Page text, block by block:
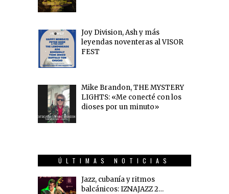
Joy Division, Ash y más
leyendas noventeras al VISOR
FEST
Mike Brandon, THE MYSTERY
LIGHTS: «Me conecté con los
dioses por un minuto»
ÚLTIMAS NOTICIAS
Jazz, cubanía y ritmos
balcánicos: IZNAJAZZ 2…